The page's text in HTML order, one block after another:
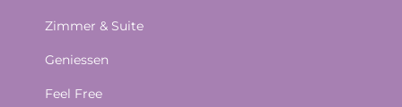
Zimmer & Suite
Geniessen
Feel Free